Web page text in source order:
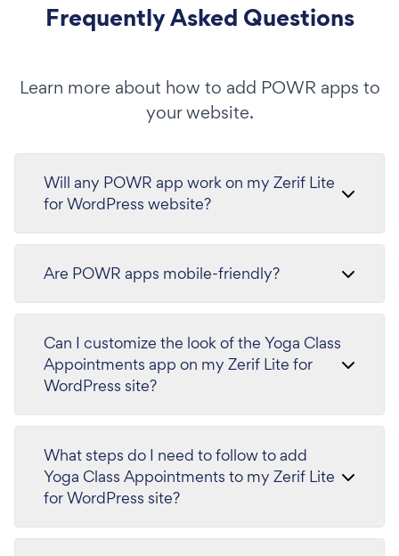
Frequently Asked Questions
Learn more about how to add POWR apps to
your website.
Will any POWR app work on my Zerif Lite
for WordPress website?
Are POWR apps mobile-friendly?
Can I customize the look of the Yoga Class
Appointments app on my Zerif Lite for
WordPress site?
What steps do I need to follow to add
Yoga Class Appointments to my Zerif Lite
for WordPress site?